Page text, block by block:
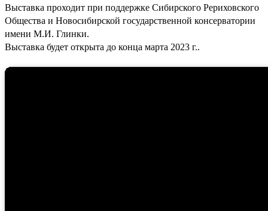
Выставка проходит при поддержке Сибирского Рериховского
Общества и Новосибирской государственной консерватории
имени М.И. Глинки.
Выставка будет открыта до конца марта 2023 г..